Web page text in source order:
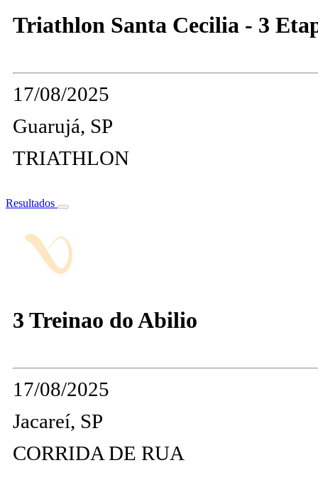
Triathlon Santa Cecilia - 3
17/08/2025
Guarujá, SP
TRIATHLON
Resultados
3 Treinao do Abilio
17/08/2025
Jacareí, SP
CORRIDA DE RUA